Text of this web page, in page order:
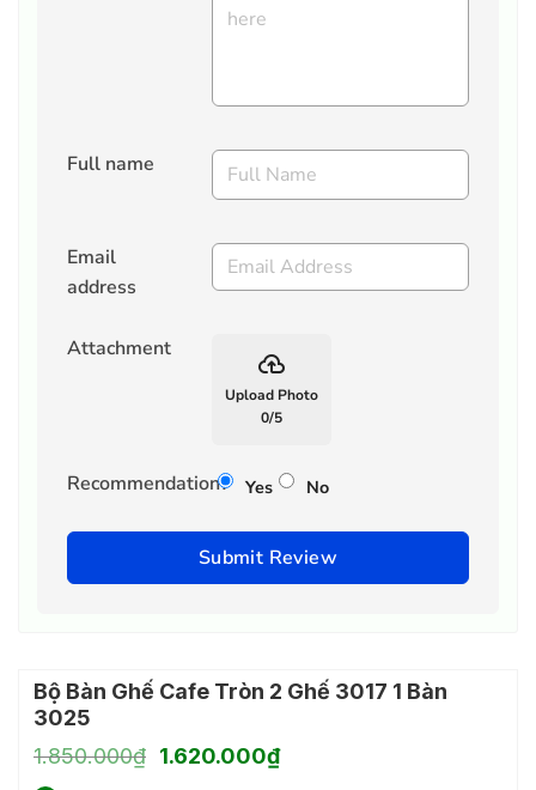
Full name
Email
address
Attachment backup
Upload Photo
0/5
Recommendation? Yes No
Submit Review
Bộ Bàn Ghế Cafe Tròn 2 Ghế 3017 1 Bàn
3025
1.850.000₫ Giá
1.620.000₫Giá